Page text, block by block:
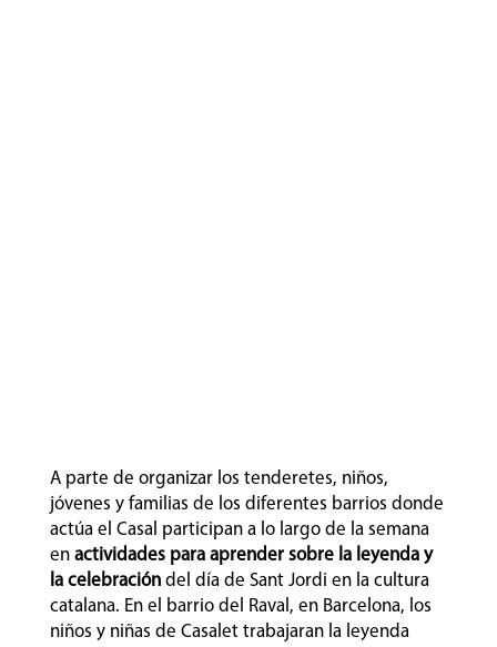
A parte de organizar los tenderetes, niños,
jóvenes y familias de los diferentes barrios donde
actúa el Casal participan a lo largo de la semana
en actividades para aprender sobre la leyenda y
la celebracióndel día de Sant Jordi en la cultura
catalana. En el barrio del Raval, en Barcelona, los
niños y niñas de Casalet trabajaran la leyenda